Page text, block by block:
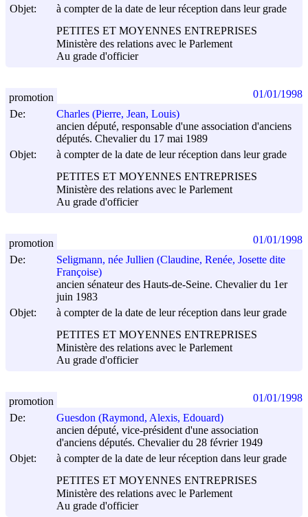
Objet:
à compter de la date de leur réception dans leur grade
PETITES ET MOYENNES ENTREPRISES
Ministère des relations avec le Parlement
Au grade d'officier
De:
Charles (Pierre, Jean, Louis)
ancien député, responsable d'une association d'anciens
députés. Chevalier du 17 mai 1989
Objet:
à compter de la date de leur réception dans leur grade
PETITES ET MOYENNES ENTREPRISES
Ministère des relations avec le Parlement
Au grade d'officier
promotion 01/01/1998
De:
Seligmann, née Jullien (Claudine, Renée, Josette dite
Françoise)
ancien sénateur des Hauts-de-Seine. Chevalier du 1er
juin 1983
Objet:
à compter de la date de leur réception dans leur grade
PETITES ET MOYENNES ENTREPRISES
Ministère des relations avec le Parlement
Au grade d'officier
promotion 01/01/1998
De:
Guesdon (Raymond, Alexis, Edouard)
ancien député, vice-président d'une association
d'anciens députés. Chevalier du 28 février 1949
Objet:
à compter de la date de leur réception dans leur grade
PETITES ET MOYENNES ENTREPRISES
Ministère des relations avec le Parlement
Au grade d'officier
promotion 01/01/1998